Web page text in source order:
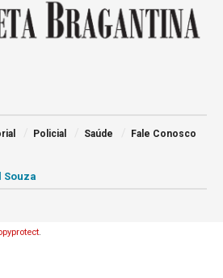
Policial Saúde Fale Conosco
Souza
.